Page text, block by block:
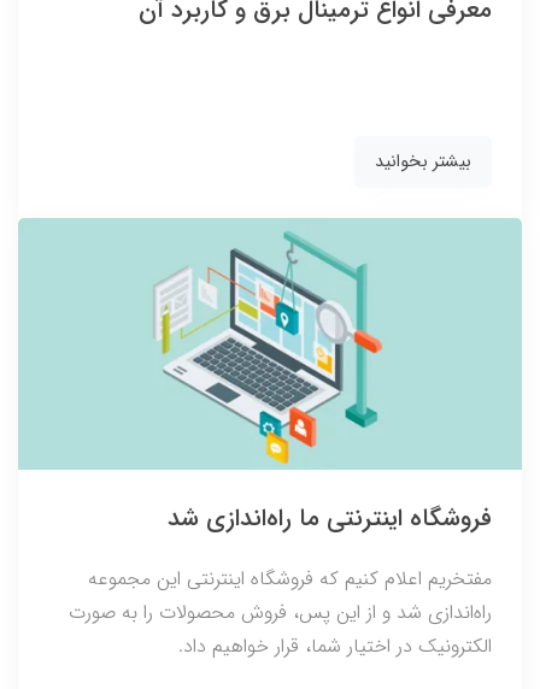
معرفی انواع ترمینال برق و کاربرد آن
بیشتر بخوانید
فروشگاه اینترنتی ما راه‌اندازی شد
مفتخریم اعلام کنیم که فروشگاه اینترنتی این مجموعه
راه‌اندازی شد و از این پس، فروش محصولات را به صورت
الکترونیک در اختیار شما، قرار خواهیم داد.